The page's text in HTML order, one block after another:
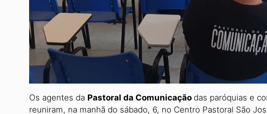
Os agentes da Pastoral da Comunicação das paróquias e
reuniram, na manhã do sábado, 6, no Centro Pastoral São